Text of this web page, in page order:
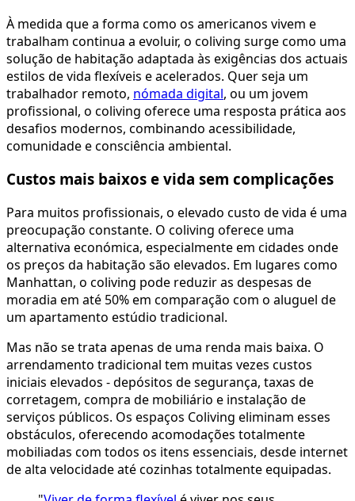
À medida que a forma como os americanos vivem e
trabalham continua a evoluir, o coliving surge como uma
solução de habitação adaptada às exigências dos actuais
estilos de vida flexíveis e acelerados. Quer seja um
trabalhador remoto, nómada digital, ou um jovem
profissional, o coliving oferece uma resposta prática aos
desafios modernos, combinando acessibilidade,
comunidade e consciência ambiental.
Custos mais baixos e vida sem complicações
Para muitos profissionais, o elevado custo de vida é uma
preocupação constante. O coliving oferece uma
alternativa económica, especialmente em cidades onde
os preços da habitação são elevados. Em lugares como
Manhattan, o coliving pode reduzir as despesas de
moradia em até 50% em comparação com o aluguel de
um apartamento estúdio tradicional.
Mas não se trata apenas de uma renda mais baixa. O
arrendamento tradicional tem muitas vezes custos
iniciais elevados - depósitos de segurança, taxas de
corretagem, compra de mobiliário e instalação de
serviços públicos. Os espaços Coliving eliminam esses
obstáculos, oferecendo acomodações totalmente
mobiliadas com todos os itens essenciais, desde internet
de alta velocidade até cozinhas totalmente equipadas.